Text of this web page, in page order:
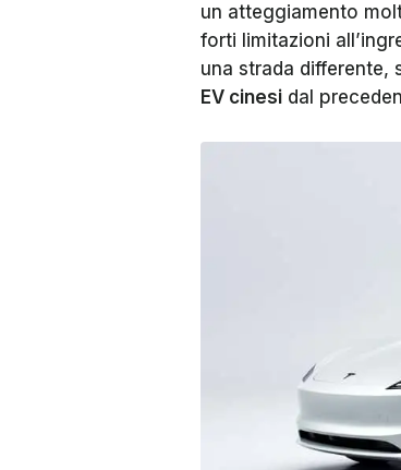
un atteggiamento
forti limitazioni
una strada differente,
EV cinesi dal